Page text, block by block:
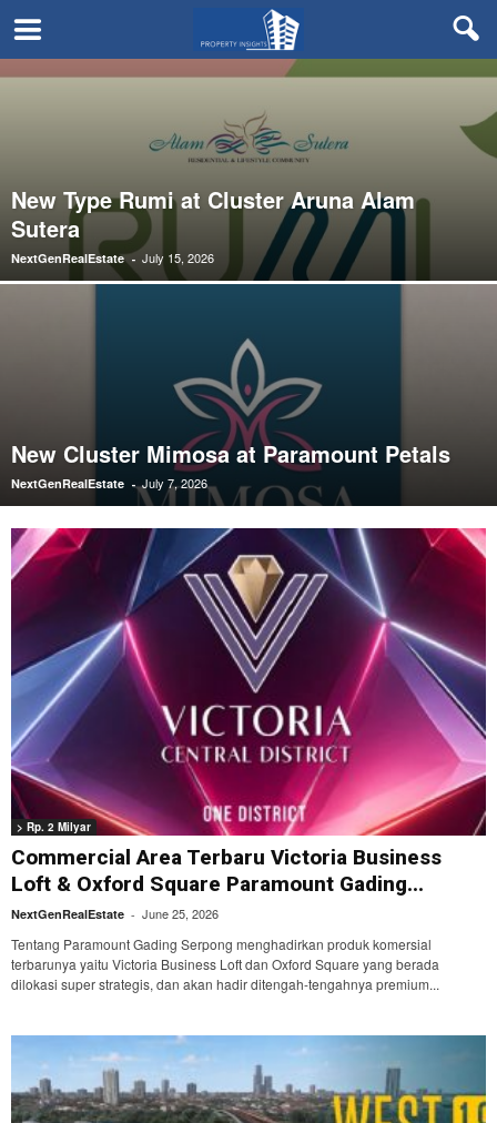
New Type Rumi at Cluster Aruna Alam
Sutera
NextGenRealEstate - July 15, 2026
New Cluster Mimosa at Paramount Petals
NextGenRealEstate - July 7, 2026
> Rp. 2 Milyar
Commercial Area Terbaru Victoria Business
Loft & Oxford Square Paramount Gading...
NextGenRealEstate - June 25, 2026
Tentang Paramount Gading Serpong menghadirkan produk komersial
terbarunya yaitu Victoria Business Loft dan Oxford Square yang berada
dilokasi super strategis, dan akan hadir ditengah-tengahnya premium...